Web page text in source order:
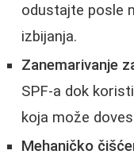
odustajte posle
izbijanja.
Zanemarivanje
SPF-a dok
koja može
Mehaničko